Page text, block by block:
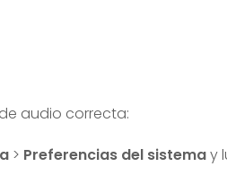
audio correcta:
> Preferencias del sistemay